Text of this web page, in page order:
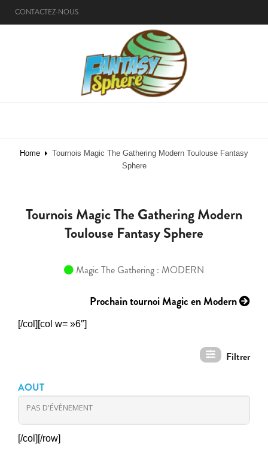
CONTACTEZ-NOUS
Home
Tournois Magic The Gathering Modern Toulouse Fantasy
Sphere
Tournois Magic The Gathering Modern
Toulouse Fantasy Sphere
Magic The Gathering : MODERN
Prochain tournoi Magic en Modern
[/col][col w= »6″]
AOUT
PAS D'ÉVÈNEMENT
[/col][/row]